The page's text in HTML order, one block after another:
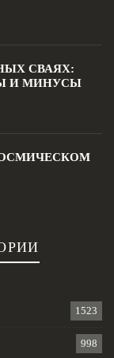
СВАЯХ:
И МИНУСЫ
1523
998